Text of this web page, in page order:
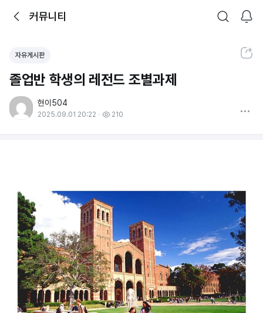
뒤로가기커뮤니티
커뮤니티
검색
알림
공유하기
자유게시판
졸업반 학생의 레전드 조별과제
현이504
2025.09.01 20:22 210